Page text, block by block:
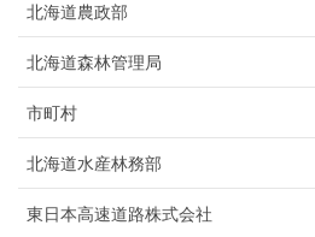
北海道農政部
北海道森林管理局
市町村
北海道水産林務部
東日本高速道路株式会社